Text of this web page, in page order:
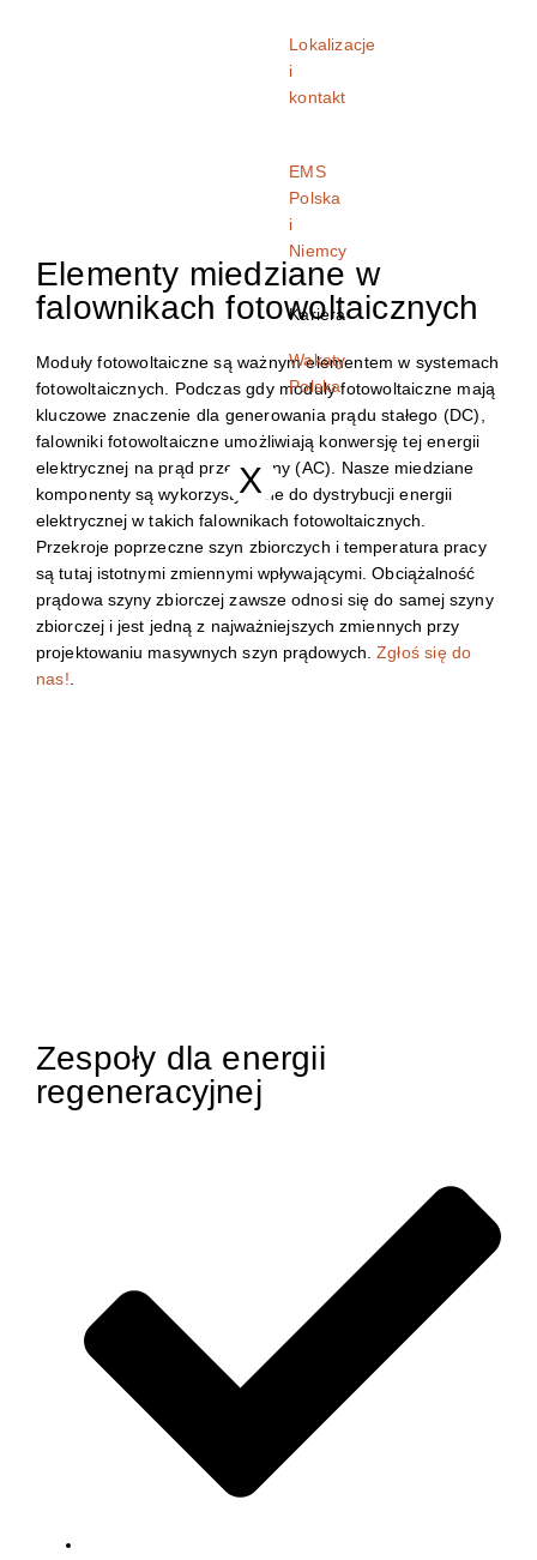
Lokalizacje
i
kontakt
EMS
Polska
i
Niemcy
Kariera
Wakaty
Polska
X
Elementy miedziane w
falownikach fotowoltaicznych
Moduły fotowoltaiczne są ważnym elementem w systemach
fotowoltaicznych. Podczas gdy moduły fotowoltaiczne mają
kluczowe znaczenie dla generowania prądu stałego (DC),
falowniki fotowoltaiczne umożliwiają konwersję tej energii
elektrycznej na prąd przemienny (AC). Nasze miedziane
komponenty są wykorzystywane do dystrybucji energii
elektrycznej w takich falownikach fotowoltaicznych.
Przekroje poprzeczne szyn zbiorczych i temperatura pracy
są tutaj istotnymi zmiennymi wpływającymi. Obciążalność
prądowa szyny zbiorczej zawsze odnosi się do samej szyny
zbiorczej i jest jedną z najważniejszych zmiennych przy
projektowaniu masywnych szyn prądowych.Zgłoś się do
nas!.
Zespoły dla energii
regeneracyjnej